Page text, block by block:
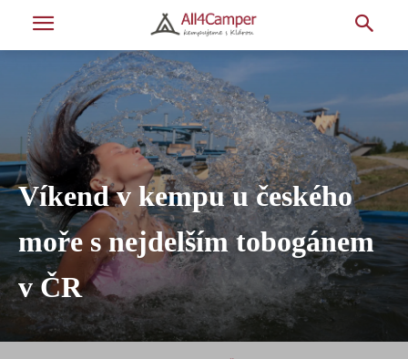
Víkend v kempu u českého
moře s nejdelším tobogánem
v ČR